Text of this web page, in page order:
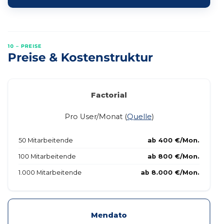
10 – PREISE
Preise & Kostenstruktur
Factorial
Pro User/Monat (Quelle)
50 Mitarbeitende ab 400 €/Mon.
100 Mitarbeitende ab 800 €/Mon.
1.000 Mitarbeitende ab 8.000 €/Mon.
Mendato